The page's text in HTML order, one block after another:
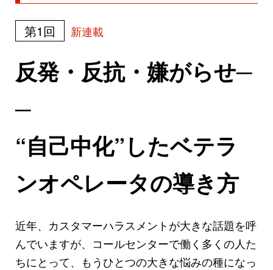
第1回 新連載
反発・反抗・嫌がらせ─
─
“自己中化”したベテラ
ンオペレータの導き方
近年、カスタマーハラスメントが大きな話題を呼
んでいますが、コールセンターで働く多くの人た
ちにとって、もうひとつの大きな悩みの種になっ